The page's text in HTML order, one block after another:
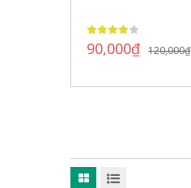
120,000₫
90,000₫